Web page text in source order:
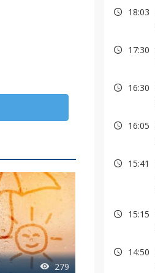
279
18:03
17:30
16:30
16:05
15:41
15:15
14:50